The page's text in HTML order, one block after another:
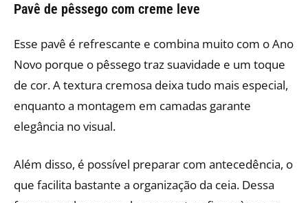
Pavê de pêssego com creme leve
Esse pavê é refrescante e combina muito com o Ano
Novo porque o pêssego traz suavidade e um toque
de cor. A textura cremosa deixa tudo mais especial,
enquanto a montagem em camadas garante
elegância no visual.
Além disso, é possível preparar com antecedência, o
que facilita bastante a organização da ceia. Dessa